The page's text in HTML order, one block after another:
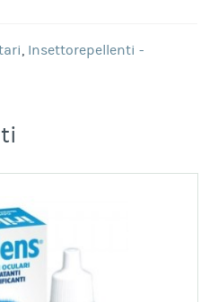
, Insettorepellenti -